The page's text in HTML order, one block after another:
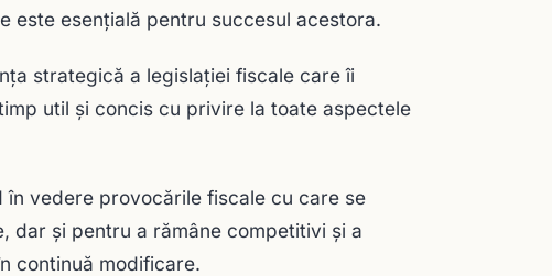
este esențială pentru succesul acestora.
strategică a legislației fiscale care îi
util și concis cu privire la toate aspectele
vedere provocările fiscale cu care se
dar și pentru a rămâne competitivi și a
continuă modificare.